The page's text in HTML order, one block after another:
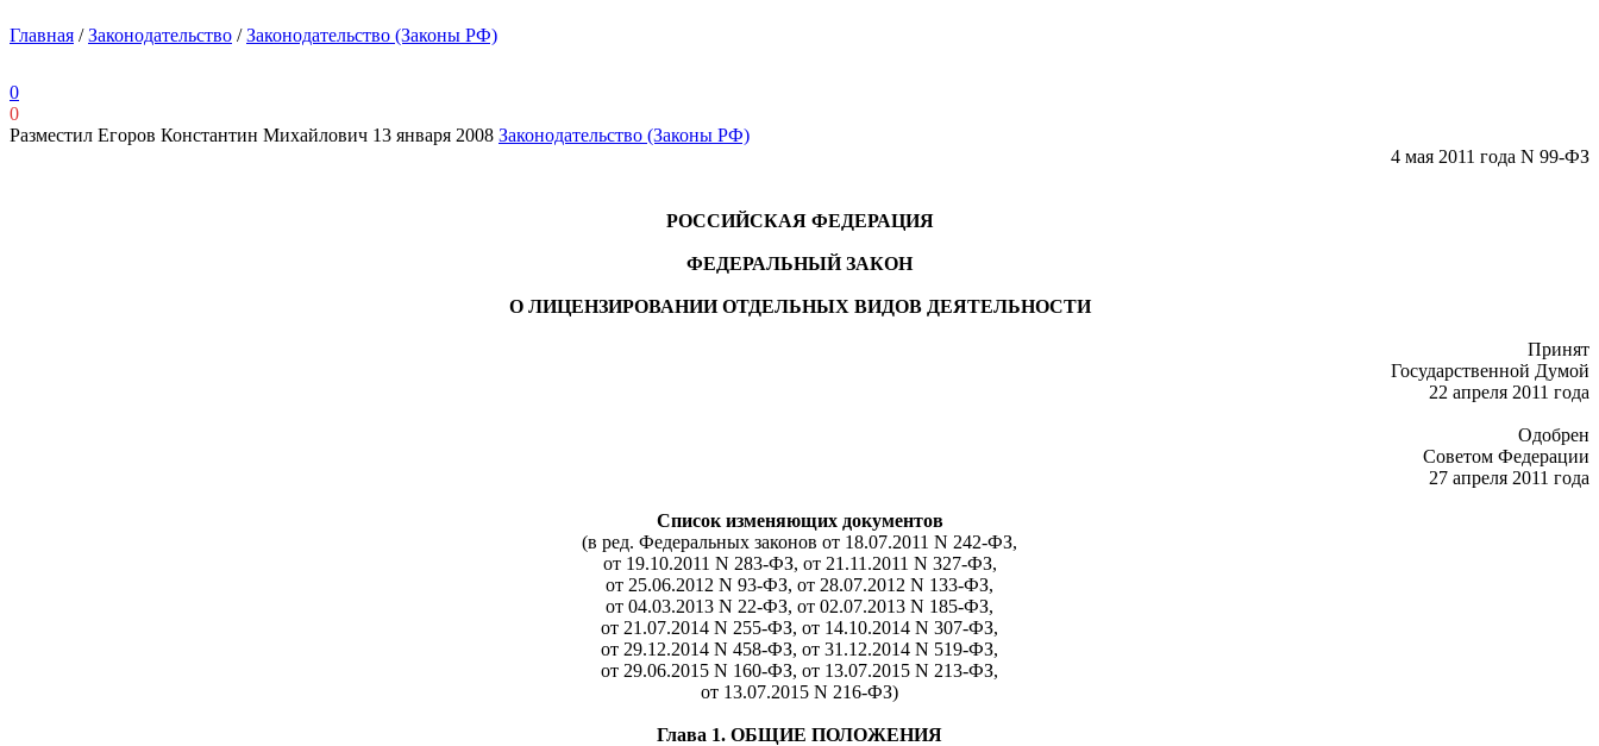
Главная /Законодательство /Законодательство (Законы РФ)
0
0
Разместил Егоров Константин Михайлович 13 января 2008 Законодательство (Законы РФ)
4 мая 2011 года N 99-ФЗ
РОССИЙСКАЯ ФЕДЕРАЦИЯ
ФЕДЕРАЛЬНЫЙ ЗАКОН
О ЛИЦЕНЗИРОВАНИИ ОТДЕЛЬНЫХ ВИДОВ ДЕЯТЕЛЬНОСТИ
Принят
Государственной Думой
22 апреля 2011 года
Одобрен
Советом Федерации
27 апреля 2011 года
Список изменяющих документов
(в ред. Федеральных законов от 18.07.2011 N 242-ФЗ,
от 19.10.2011 N 283-ФЗ, от 21.11.2011 N 327-ФЗ,
от 25.06.2012 N 93-ФЗ, от 28.07.2012 N 133-ФЗ,
от 04.03.2013 N 22-ФЗ, от 02.07.2013 N 185-ФЗ,
от 21.07.2014 N 255-ФЗ, от 14.10.2014 N 307-ФЗ,
от 29.12.2014 N 458-ФЗ, от 31.12.2014 N 519-ФЗ,
от 29.06.2015 N 160-ФЗ, от 13.07.2015 N 213-ФЗ,
от 13.07.2015 N 216-ФЗ)
Глава 1. ОБЩИЕ ПОЛОЖЕНИЯ